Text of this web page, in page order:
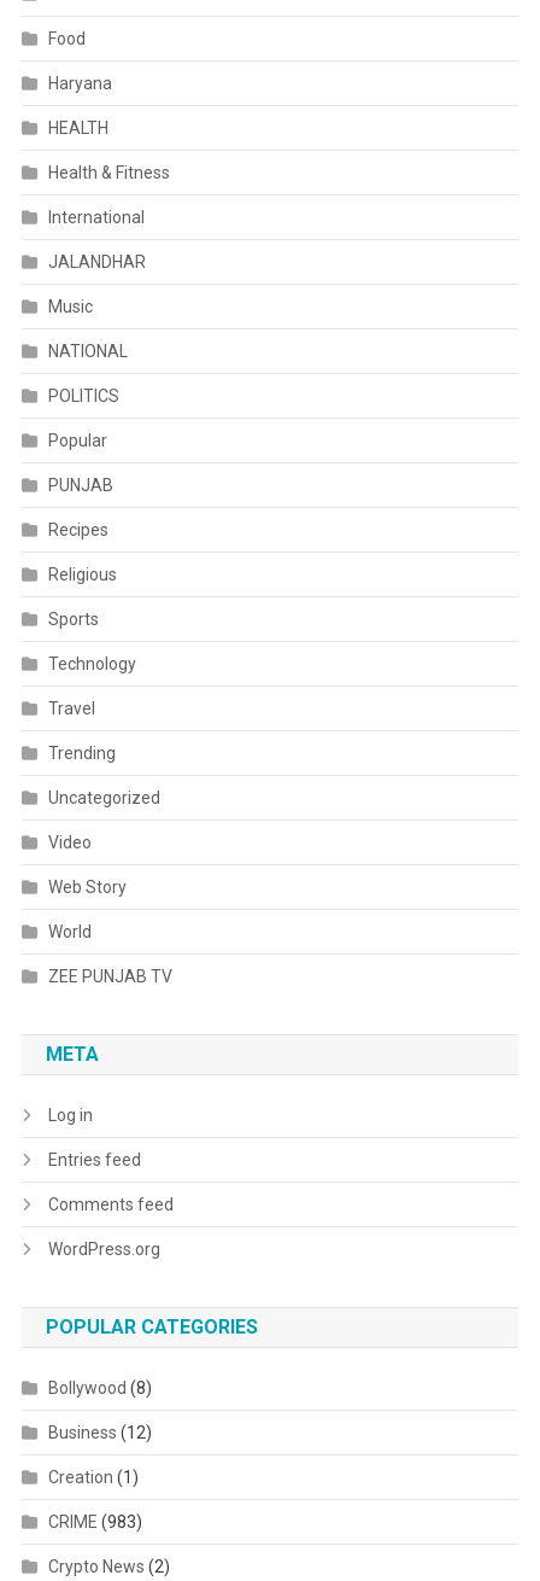
Food
Haryana
HEALTH
Health & Fitness
International
JALANDHAR
Music
NATIONAL
POLITICS
Popular
PUNJAB
Recipes
Religious
Sports
Technology
Travel
Trending
Uncategorized
Video
Web Story
World
ZEE PUNJAB TV
META
Log in
Entries feed
Comments feed
WordPress.org
POPULAR CATEGORIES
Bollywood (8)
Business (12)
Creation (1)
CRIME (983)
Crypto News (2)